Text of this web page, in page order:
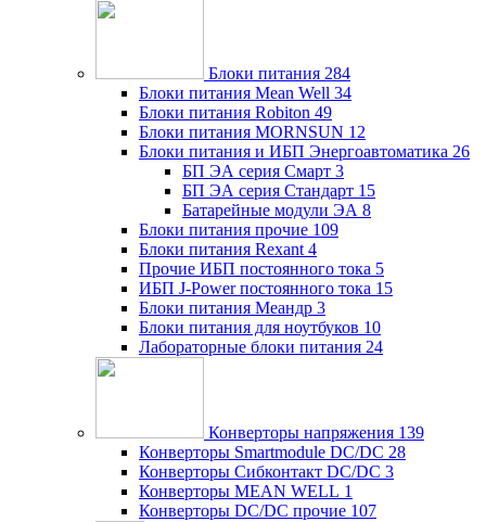
Блоки питания 284
Блоки питания Mean Well 34
Блоки питания Robiton 49
Блоки питания MORNSUN 12
Блоки питания и ИБП Энергоавтоматика 26
БП ЭА серия Смарт 3
БП ЭА серия Стандарт 15
Батарейные модули ЭА 8
Блоки питания прочие 109
Блоки питания Rexant 4
Прочие ИБП постоянного тока 5
ИБП J-Power постоянного тока 15
Блоки питания Меандр 3
Блоки питания для ноутбуков 10
Лабораторные блоки питания 24
Конверторы напряжения 139
Конверторы Smartmodule DC/DC 28
Конверторы Сибконтакт DC/DC 3
Конверторы MEAN WELL 1
Конверторы DC/DC прочие 107